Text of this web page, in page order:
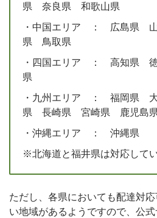
県 奈良県 和歌山県
・中国エリア ： 広島県
県 鳥取県
・四国エリア ： 高知県
県
・九州エリア ： 福岡県
県 長崎県 宮崎県 鹿児島
・沖縄エリア ： 沖縄県
※北海道と福井県は対応してい
ただし、各県においても配達対
い地域があるようですので、公